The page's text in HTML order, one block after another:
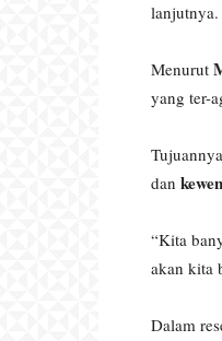
lanjutnya.
Menurut
yang ter-
dan
“Kita
akan kita
Dalam